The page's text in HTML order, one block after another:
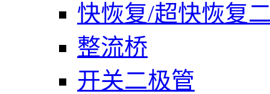
快恢复/超快恢复
整流桥
开关二极管